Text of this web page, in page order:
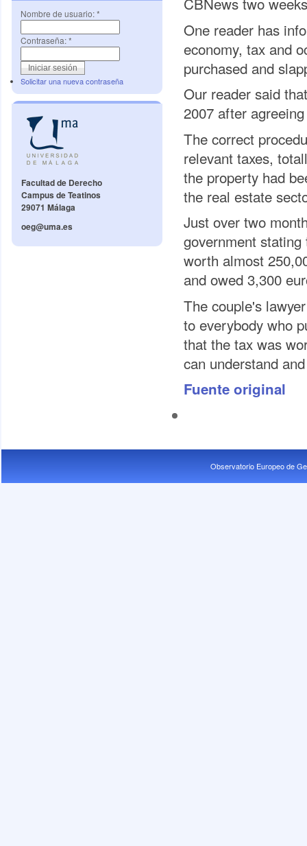
Nombre de usuario:*
Contraseña:*
Solicitar una nueva contraseña
Facultad de Derecho
Campus de Teatinos
29071 Málaga
oeg@uma.es
One reader has
economy, tax and
purchased and
Our reader said
2007 after
The correct
relevant taxes,
the property had
the real estate
Just over two
government
worth almost
and owed 3,300
The couple's
to everybody who
that the tax was
can understand
Fuente original
Observatorio Europeo de